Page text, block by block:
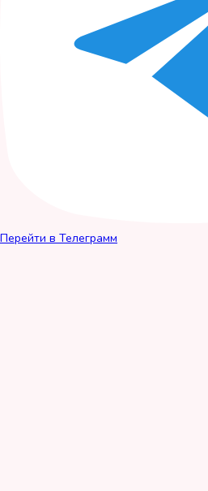
Перейти в Телеграмм